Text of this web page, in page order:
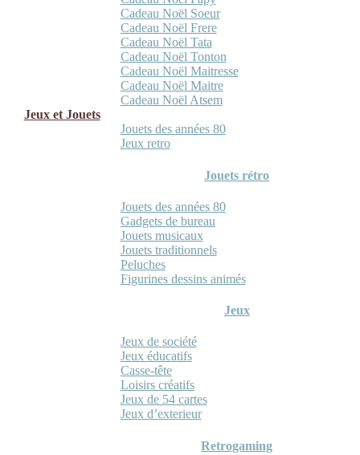
Cadeau Noël Soeur
Cadeau Noël Frere
Cadeau Noël Tata
Cadeau Noël Tonton
Cadeau Noël Maitresse
Cadeau Noël Maitre
Cadeau Noël Atsem
Jeux et Jouets
Jouets des années 80
Jeux retro
Jouets rétro
Jouets des années 80
Gadgets de bureau
Jouets musicaux
Jouets traditionnels
Peluches
Figurines dessins animés
Jeux
Jeux de société
Jeux éducatifs
Casse-tête
Loisirs créatifs
Jeux de 54 cartes
Jeux d’exterieur
Retrogaming